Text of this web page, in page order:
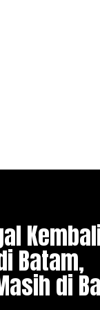
Batam,
di